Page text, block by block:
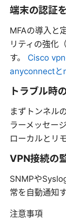
端末の認証
MFAの導入と
リティの強化
す。 Cisco
anyconnectと
トラブル時
まずトンネル
ラーメッセー
ローカルとリ
VPN接続の
SNMPや
常を自動通知
注意事項